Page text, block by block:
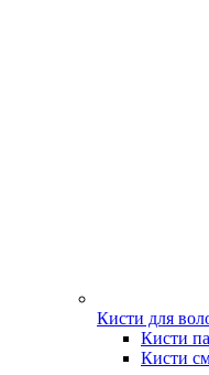
Кисти для
Кисти
Кисти